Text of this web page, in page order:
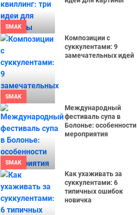
SMAK
SMAK
Композиции с
суккулентами: 9
замечательных идей
SMAK
Международный
фестиваль супа в
Болонье: особенности
мероприятия
Как ухаживать за
суккулентами: 6
типичных ошибок
новичка